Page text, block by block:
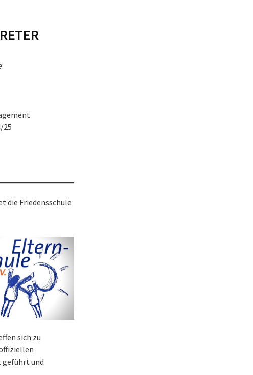
:
25
die Friedensschule
sich zu
geführt und